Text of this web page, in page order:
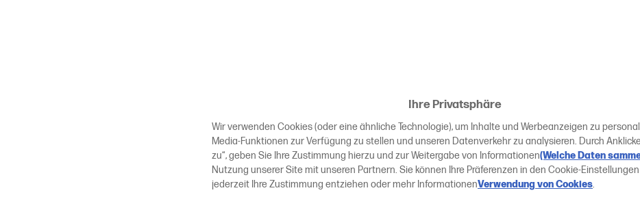
Ihre Privatsphäre
Wir verwenden Cookies (oder eine ähnliche Technologie), um Inhalte und Werbeanzeigen zu
Media-Funktionen zur Verfügung zu stellen und unseren Datenverkehr zu analysieren. Durch
zu“, geben Sie Ihre Zustimmung hierzu und zur Weitergabe von Informationen(Welche Daten
Nutzung unserer Site mit unseren Partnern. Sie können Ihre Präferenzen in den Cookie-
jederzeit Ihre Zustimmung entziehen oder mehr InformationenVerwendung von Cookies.